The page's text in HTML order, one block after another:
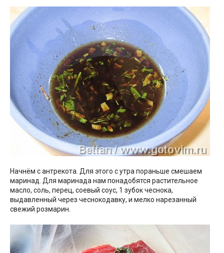
Начнём с антрекота. Для этого с утра пораньше смешаем
маринад. Для маринада нам понадобятся растительное
масло, соль, перец, соевый соус, 1 зубок чеснока,
выдавленный через чеснокодавку, и мелко нарезанный
свежий розмарин.